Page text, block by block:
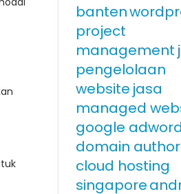
banten
project
management
pengelolaan
website jasa
managed
google
domain
cloud hosting
singapore